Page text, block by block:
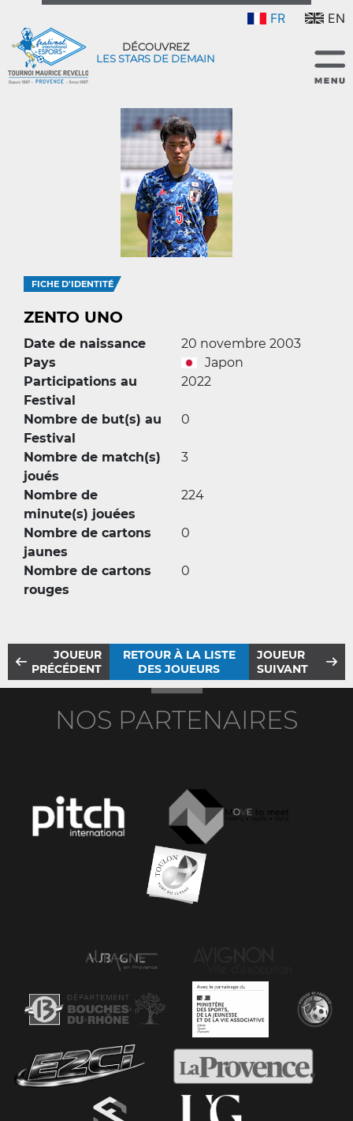
FR EN
DÉCOUVREZ
LES STARS DE DEMAIN
FICHE D'IDENTITÉ
ZENTO UNO
Date de naissance
20 novembre 2003
Pays
Japon
Participations au
Festival
2022
Nombre de but(s) au
Festival
0
Nombre de match(s)
joués
3
Nombre de
minute(s) jouées
224
Nombre de cartons
jaunes
0
Nombre de cartons
rouges
0
JOUEUR
PRÉCÉDENT
RETOUR À LA LISTE
DES JOUEURS
JOUEUR
SUIVANT
NOS PARTENAIRES